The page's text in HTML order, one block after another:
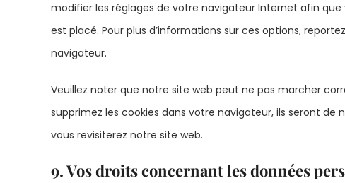
modifier les réglages de votre navigateur Internet afin
est placé. Pour plus d’informations sur ces options,
navigateur.
Veuillez noter que notre site web peut ne pas marcher
supprimez les cookies dans votre navigateur, ils seront
vous revisiterez notre site web.
9. Vos droits concernant les données